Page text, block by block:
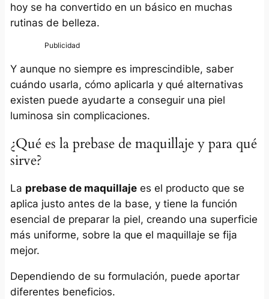
hoy se ha convertido en un básico en muchas
rutinas de belleza.
Y aunque no siempre es imprescindible, saber
cuándo usarla, cómo aplicarla y qué alternativas
existen puede ayudarte a conseguir una piel
luminosa sin complicaciones.
¿Qué es la prebase de maquillaje y para qué
sirve?
La prebase de maquillajees el producto que se
aplica justo antes de la base, y tiene la función
esencial de preparar la piel, creando una superficie
más uniforme, sobre la que el maquillaje se fija
mejor.
Dependiendo de su formulación, puede aportar
diferentes beneficios.